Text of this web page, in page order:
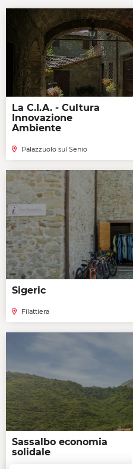
La C.I.A. - Cultura
Innovazione
Ambiente
Palazzuolo sul Senio
Sigeric
Filattiera
Sassalbo economia
solidale